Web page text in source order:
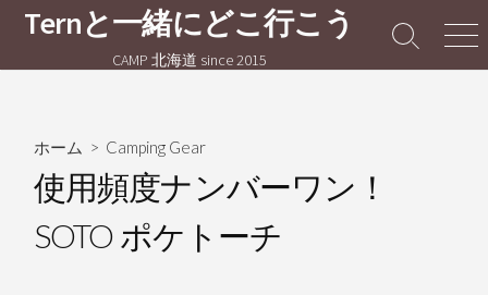
テ
Ternと一緒にどこ行こう
CAMP 北海道 since 2015
検
メ
ホーム > Camping Gear
使用頻度ナンバーワン！
SOTO ポケトーチ